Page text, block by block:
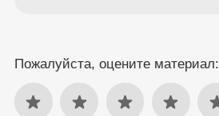
Пожалуйста, оцените материал: